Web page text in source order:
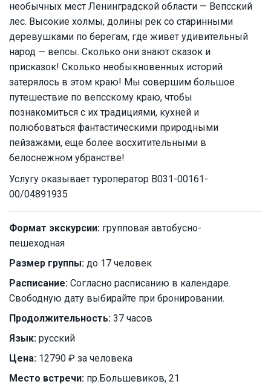
необычных мест Ленинградской области — Вепсский
лес. Высокие холмы, долины рек со старинными
деревушками по берегам, где живет удивительный
народ — вепсы. Сколько они знают сказок и
присказок! Сколько необыкновенных историй
затерялось в этом краю! Мы совершим большое
путешествие по вепсскому краю, чтобы
познакомиться с их традициями, кухней и
полюбоваться фантастическими природными
пейзажами, еще более восхитительными в
белоснежном убранстве!
Услугу оказывает туроператор В031-00161-
00/04891935
Формат экскурсии: групповая автобусно-
пешеходная
Размер группы: до 17 человек
Расписание: Согласно расписанию в календаре.
Свободную дату выбирайте при бронировании.
Продолжительность: 37 часов
Язык: русский
Цена: 12790 ₽ за человека
Место встречи: пр.Большевиков, 21